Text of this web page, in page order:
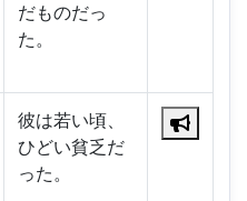
だものだっ
た。
彼は若い頃、
ひどい貧乏だ
った。